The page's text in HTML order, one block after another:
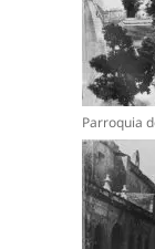
Parroquia